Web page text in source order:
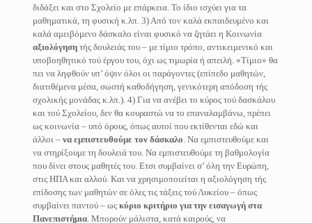
διδάξει και στο Σχολείο με επάρκεια. Το ίδιο ισχύει για τα
μαθηματικά, τη φυσική κ.λπ. 3) Από τον καλά εκπαιδευμένο και
καλά αμειβόμενο δάσκαλο είναι φυσικό να ζητάει η Κοινωνία
αξιολόγηση τής δουλειάς του – με τίμιο τρόπο, αντικειμενικό και
υποβοηθητικό τού έργου του, όχι ως τιμωρία ή απειλή. «Τίμιο» θα
πει να ληφθούν υπ’ όψιν όλοι οι παράγοντες (επίπεδο μαθητών,
διατιθέμενα μέσα, σωστή καθοδήγηση, γενικότερη απόδοση τής
σχολικής μονάδας κ.λπ.). 4) Για να ανέβει το κύρος τού δασκάλου
και τού Σχολείου, δεν θα κουραστώ να το επαναλαμβάνω, πρέπει
ως κοινωνία – υπό όρους, όπως αυτοί που εκτίθενται εδώ και
άλλοι – να εμπιστευθούμε τον δάσκαλο. Να εμπιστευθούμε και
να στηρίξουμε τη δουλειά του. Να εμπιστευθούμε τη βαθμολογία
που δίνει στους μαθητές του. Ετσι συμβαίνει σ’ όλη την Ευρώπη,
στις ΗΠΑ και αλλού. Και να χρησιμοποιείται η αξιολόγηση τής
επίδοσης των μαθητών σε όλες τις τάξεις τού Λυκείου – όπως
συμβαίνει παντού – ως κύριο κριτήριο για την εισαγωγή στα
Πανεπιστήμια. Μπορούν μάλιστα, κατά καιρούς, να